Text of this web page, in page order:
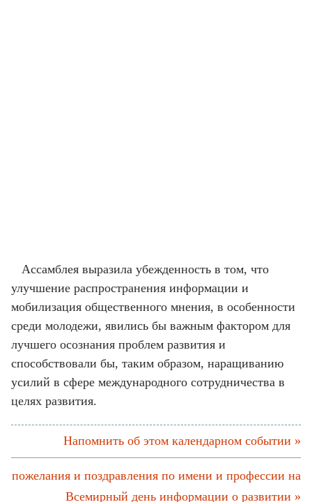
Ассамблея выразила убежденность в том, что
улучшение распространения информации и
мобилизация общественного мнения, в особенности
среди молодежи, явились бы важным фактором для
лучшего осознания проблем развития и
способствовали бы, таким образом, наращиванию
усилий в сфере международного сотрудничества в
целях развития.
Напомнить об этом календарном событии »
пожелания и поздравления по имени и профессии на
Всемирный день информации о развитии »